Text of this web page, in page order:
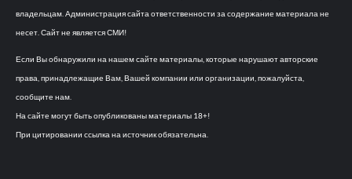
владельцам. Администрация сайта ответственности за содержание материала не
несет. Сайт не является СМИ!
Если Вы обнаружили на нашем сайте материалы, которые нарушают авторские
права, принадлежащие Вам, Вашей компании или организации, пожалуйста,
сообщите нам.
На сайте могут быть опубликованы материалы 18+!
При цитировании ссылка на источник обязательна.